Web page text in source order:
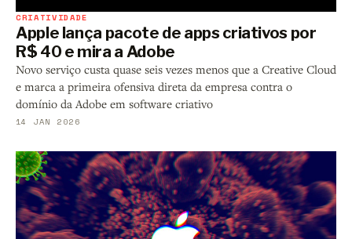
CRIATIVIDADE
Apple lança pacote de apps criativos por
R$ 40 e mira a Adobe
Novo serviço custa quase seis vezes menos que a Creative Cloud
e marca a primeira ofensiva direta da empresa contra o
domínio da Adobe em software criativo
14 JAN 2026